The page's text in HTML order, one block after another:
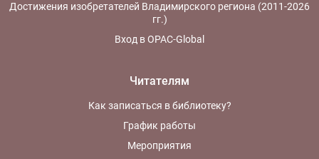
Достижения изобретателей Владимирского региона (2011-2026
гг.)
Вход в OPAC-Global
Читателям
Как записаться в библиотеку?
График работы
Мероприятия